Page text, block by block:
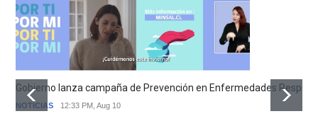
Gobierno lanza campaña de Prevención en Enfermedades
NOTICIAS 12:33 PM, Aug 10